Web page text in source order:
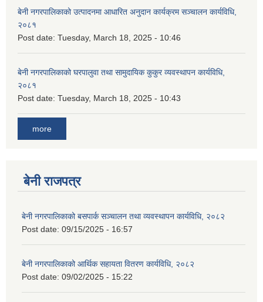
बेनी नगरपालिकाको उत्पादनमा आधारित अनुदान कार्यक्रम सञ्‍चालन कार्यविधि,
२०८१
Post date: Tuesday, March 18, 2025 - 10:46
बेनी नगरपालिकाको घरपालुवा तथा सामुदायिक कुकुर व्यवस्थापन कार्यविधि,
२०८१
Post date: Tuesday, March 18, 2025 - 10:43
more
बेनी राजपत्र
बेनी नगरपालिकाको बसपार्क सञ्चालन तथा व्यवस्थापन कार्यविधि, २०८२
Post date: 09/15/2025 - 16:57
बेनी नगरपालिकाको आर्थिक सहायता वितरण कार्यविधि, २०८२
Post date: 09/02/2025 - 15:22